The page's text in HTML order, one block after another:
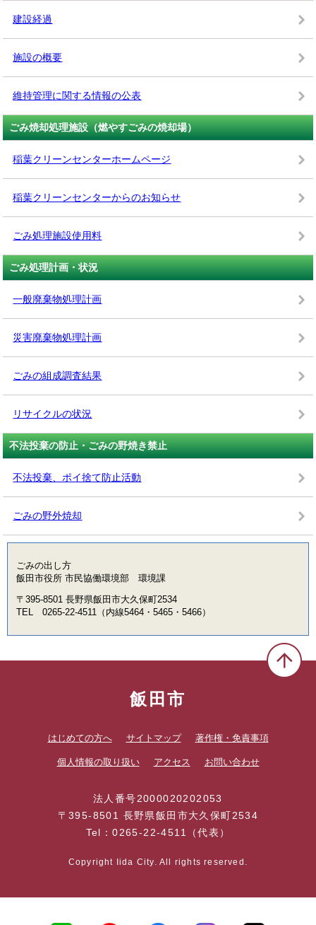
建設経過
施設の概要
維持管理に関する情報の公表
ごみ焼却処理施設（燃やすごみの焼却場）
稲葉クリーンセンターホームページ
稲葉クリーンセンターからのお知らせ
ごみ処理施設使用料
ごみ処理計画・状況
一般廃棄物処理計画
災害廃棄物処理計画
ごみの組成調査結果
リサイクルの状況
不法投棄の防止・ごみの野焼き禁止
不法投棄、ポイ捨て防止活動
ごみの野外焼却
ごみの出し方
飯田市役所 市民協働環境部 環境課
〒395-8501 長野県飯田市大久保町2534
TEL 0265-22-4511（内線5464・5465・5466）
飯田市
はじめての方へ サイトマップ 著作権・免責事項
個人情報の取り扱い アクセス お問い合わせ
法人番号2000020202053
〒395-8501 長野県飯田市大久保町2534
Tel：0265-22-4511（代表）
Copyright Iida City. All rights reserved.